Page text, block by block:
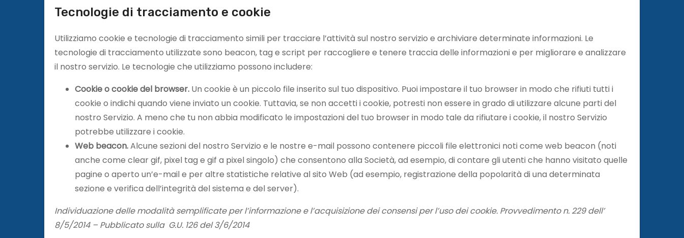
Tecnologie di tracciamento e cookie
Utilizziamo cookie e tecnologie di tracciamento simili per tracciare l’attività sul nostro servizio e archiviare determinate informazioni. Le
tecnologie di tracciamento utilizzate sono beacon, tag e script per raccogliere e tenere traccia delle informazioni e per migliorare e analizzare
il nostro servizio. Le tecnologie che utilizziamo possono includere:
Cookie o cookie del browser. Un cookie è un piccolo file inserito sul tuo dispositivo. Puoi impostare il tuo browser in modo che rifiuti tutti i
cookie o indichi quando viene inviato un cookie. Tuttavia, se non accetti i cookie, potresti non essere in grado di utilizzare alcune parti del
nostro Servizio. A meno che tu non abbia modificato le impostazioni del tuo browser in modo tale da rifiutare i cookie, il nostro Servizio
potrebbe utilizzare i cookie.
Web beacon.Alcune sezioni del nostro Servizio e le nostre e-mail possono contenere piccoli file elettronici noti come web beacon (noti
anche come clear gif, pixel tag e gif a pixel singolo) che consentono alla Società, ad esempio, di contare gli utenti che hanno visitato quelle
pagine o aperto un’e-mail e per altre statistiche relative al sito Web (ad esempio, registrazione della popolarità di una determinata
sezione e verifica dell’integrità del sistema e del server).
Individuazione delle modalità semplificate per l’informazione e l’acquisizione dei consensi per l’uso dei cookie. Provvedimento n. 229 dell’
8/5/2014 – Pubblicato sulla G.U. 126 del 3/6/2014